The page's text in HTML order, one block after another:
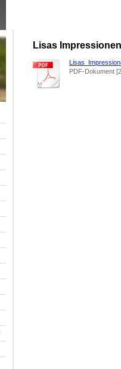
Lisas
PDF-Dokument